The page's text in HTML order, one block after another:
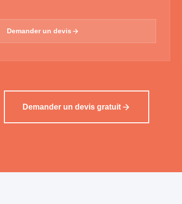
Demander un devis
Demander un devis gratuit